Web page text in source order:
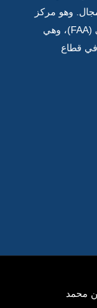
وهو مركز
تدريب مسجّل ومعتمد لدى وكالة الاعتماد المالي (FAA)، وهي
في قطاع
حمدان بن محمد